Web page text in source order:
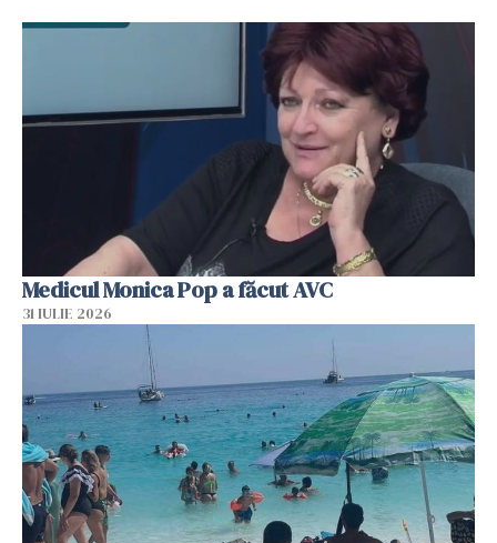
Medicul Monica Pop a făcut AVC
31 IULIE 2026